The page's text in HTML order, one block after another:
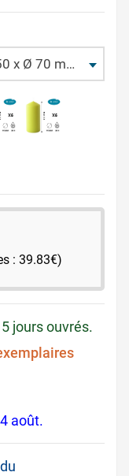
6) - Durée 50h
: 39.83€)
jours ouvrés.
août.